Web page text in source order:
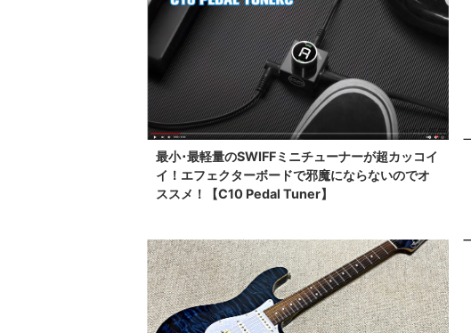
最小･最軽量のSWIFFミニチューナーが超カッコイ
イ！エフェクターボードで邪魔にならないのでオ
ススメ！【C10 Pedal Tuner】